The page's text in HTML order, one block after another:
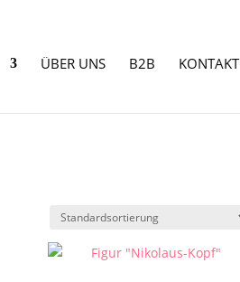
ÜBER UNS B2B KONTAKT